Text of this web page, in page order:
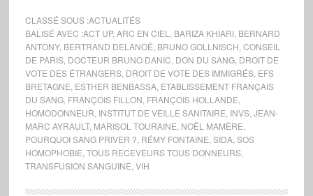
CLASSÉ SOUS :ACTUALITÉS
BALISÉ AVEC :ACT UP, ARC EN CIEL BARIZA KHIARI, BERNARD
ANTONY, BERTRAND DELANOË BRUNO GOLLNISCH CONSEIL
DE PARIS, DOCTEUR BRUNO DANIC DON DU SANG, DROIT DE
VOTE DES ÉTRANGERS, DROIT DE VOTE DES IMMIGRÉS, EFS
BRETAGNE ESTHER BENBASSA, ETABLISSEMENT FRANÇAIS
DU SANG, FRANÇOIS FILLON FRANÇOIS HOLLANDE
HOMODONNEUR INSTITUT DE VEILLE SANITAIRE INVS, JEAN-
MARC AYRAULT, MARISOL TOURAINE NOËL MAMÈRE
POURQUOI SANG PRIVER ? RÉMY FONTAINE SIDA, SOS
HOMOPHOBIE TOUS RECEVEURS TOUS DONNEURS,
TRANSFUSION SANGUINE VIH